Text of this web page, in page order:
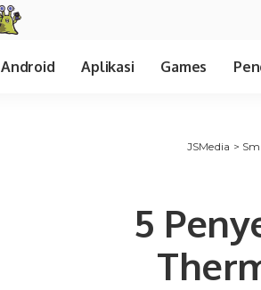
Android Aplikasi Games
JSMedia >
5